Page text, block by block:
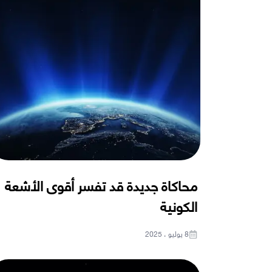
محاكاة جديدة قد تفسر أقوى الأشعة
الكونية
8 يوليو ، 2025